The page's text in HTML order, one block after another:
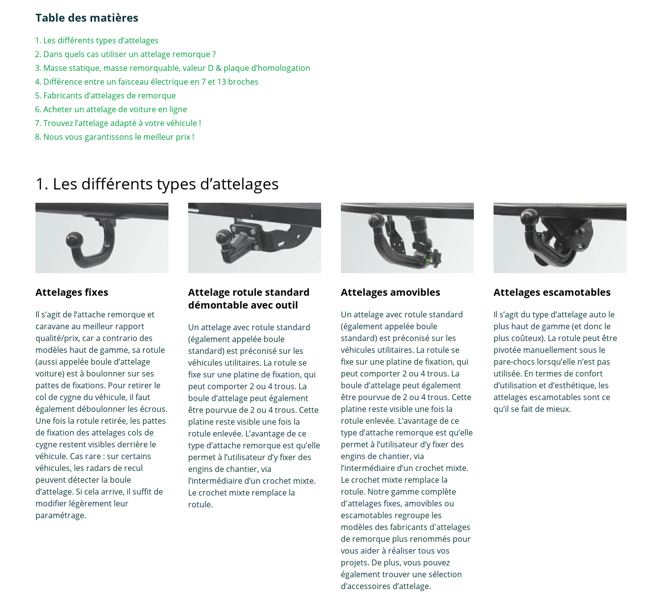
Table des matières
Les différents types d’attelages
Dans quels cas utiliser un attelage remorque ?
Masse statique, masse remorquable, valeur D & plaque d’homologation
Différence entre un faisceau électrique en 7 et 13 broches
Fabricants d’attelages de remorque
Acheter un attelage de voiture en ligne
Trouvez l’attelage adapté à votre véhicule !
Nous vous garantissons le meilleur prix !
1. Les différents types d’attelages
Attelages fixes
Il s’agit de l’attache remorque et
caravane au meilleur rapport
qualité/prix, car a contrario des
modèles haut de gamme, sa rotule
(aussi appelée boule d’attelage
voiture) est à boulonner sur ses
pattes de fixations. Pour retirer le
col de cygne du véhicule, il faut
également déboulonner les écrous.
Une fois la rotule retirée, les pattes
de fixation des attelages cols de
cygne restent visibles derrière le
véhicule. Cas rare : sur certains
véhicules, les radars de recul
peuvent détecter la boule
d’attelage. Si cela arrive, il suffit de
modifier légèrement leur
paramétrage.
Attelage rotule standard
démontable avec outil
Un attelage avec rotule standard
(également appelée boule
standard) est préconisé sur les
véhicules utilitaires. La rotule se
fixe sur une platine de fixation, qui
peut comporter 2 ou 4 trous. La
boule d’attelage peut également
être pourvue de 2 ou 4 trous. Cette
platine reste visible une fois la
rotule enlevée. L’avantage de ce
type d’attache remorque est qu’elle
permet à l’utilisateur d’y fixer des
engins de chantier, via
l’intermédiaire d’un crochet mixte.
Le crochet mixte remplace la
rotule.
Attelages amovibles
Un attelage avec rotule standard
(également appelée boule
standard) est préconisé sur les
véhicules utilitaires. La rotule se
fixe sur une platine de fixation, qui
peut comporter 2 ou 4 trous. La
boule d’attelage peut également
être pourvue de 2 ou 4 trous. Cette
platine reste visible une fois la
rotule enlevée. L’avantage de ce
type d’attache remorque est qu’elle
permet à l’utilisateur d’y fixer des
engins de chantier, via
l’intermédiaire d’un crochet mixte.
Le crochet mixte remplace la
rotule. Notre gamme complète
d'attelages fixes, amovibles ou
escamotables regroupe les
modèles des fabricants d'attelages
de remorque plus renommés pour
vous aider à réaliser tous vos
projets. De plus, vous pouvez
également trouver une sélection
d’accessoires d’attelage.
Attelages escamotables
Il s’agit du type d’attelage auto le
plus haut de gamme (et donc le
plus coûteux). La rotule peut être
pivotée manuellement sous le
pare-chocs lorsqu’elle n’est pas
utilisée. En termes de confort
d’utilisation et d’esthétique, les
attelages escamotables sont ce
qu’il se fait de mieux.